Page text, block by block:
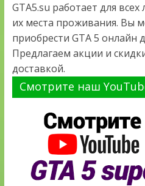
GTA5.su работает для
их места проживания. Вы
приобрести GTA 5 онлайн
Предлагаем акции и
доставкой.
Смотрите наш